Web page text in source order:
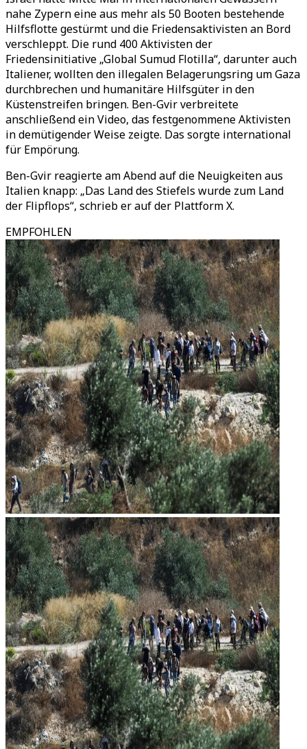
nahe Zypern eine aus mehr als 50 Booten bestehende
Hilfsflotte gestürmt und die Friedensaktivisten an Bord
verschleppt. Die rund 400 Aktivisten der
Friedensinitiative „Global Sumud Flotilla“, darunter auch
Italiener, wollten den illegalen Belagerungsring um Gaza
durchbrechen und humanitäre Hilfsgüter in den
Küstenstreifen bringen. Ben-Gvir verbreitete
anschließend ein Video, das festgenommene Aktivisten
in demütigender Weise zeigte. Das sorgte international
für Empörung.
Ben-Gvir reagierte am Abend auf die Neuigkeiten aus
Italien knapp: „Das Land des Stiefels wurde zum Land
der Flipflops“, schrieb er auf der Plattform X.
EMPFOHLEN